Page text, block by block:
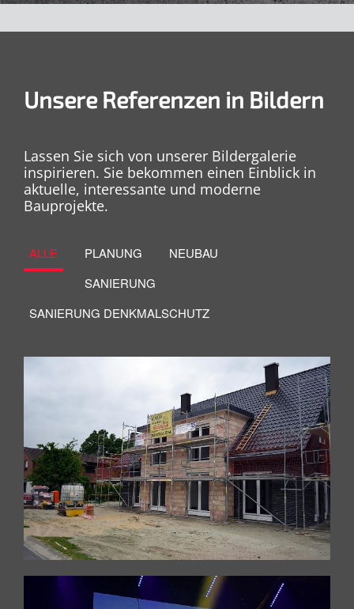
Unsere Referenzen in Bildern
Lassen Sie sich von unserer Bildergalerie
inspirieren. Sie bekommen einen Einblick in
aktuelle, interessante und moderne
Bauprojekte.
ALLE PLANUNG
NEUBAU
SANIERUNG
SANIERUNG DENKMALSCHUTZ